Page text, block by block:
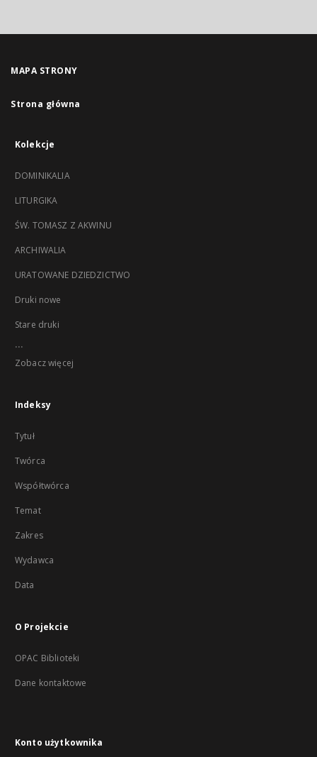
MAPA STRONY
Strona główna
Kolekcje
DOMINIKALIA
LITURGIKA
ŚW. TOMASZ Z AKWINU
ARCHIWALIA
URATOWANE DZIEDZICTWO
Druki nowe
Stare druki
...
Zobacz więcej
Indeksy
Tytuł
Twórca
Współtwórca
Temat
Zakres
Wydawca
Data
O Projekcie
OPAC Biblioteki
Dane kontaktowe
Konto użytkownika